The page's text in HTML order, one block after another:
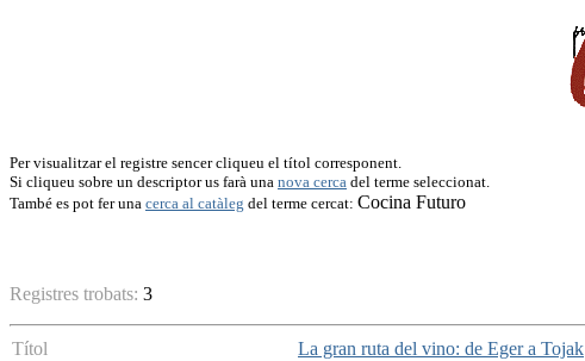
Per visualitzar el registre sencer cliqueu el títol corresponent.
Si cliqueu sobre un descriptor us farà una nova cerca del terme seleccionat.
També es pot fer una cerca al catàleg del terme cercat: Cocina Futuro
Registres trobats: 3
Títol
La gran ruta del vino: de Eger a Tojak